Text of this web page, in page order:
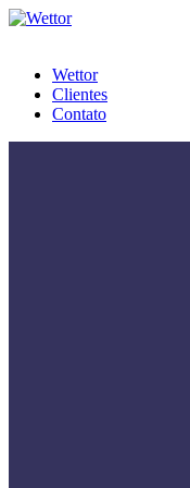
Wettor
Clientes
Contato